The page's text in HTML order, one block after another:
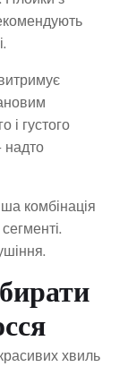
і густого
надто
комбінація
хвиль